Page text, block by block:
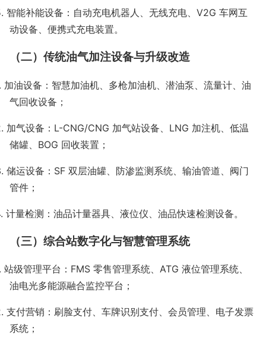
智能补能设备：自动充电机器人、无线充电、 V2G 车网互
动设备、便携式充电装置。
（二）传统油气加注设备与升级改造
加油设备：智慧加油机、多枪加油机、潜油泵、流量计、油
气回收设备；
加气设备： L-CNG/CNG 加气站设备、 LNG 加注机、低温
储罐、 BOG 回收装置；
储运设备： SF 双层油罐、防渗监测系统、输油管道、阀门
管件；
计量检测：油品计量器具、液位仪、油品快速检测设备。
（三）综合站数字化与智慧管理系统
站级管理平台： FMS 零售管理系统、 ATG 液位管理系统、
油电光多能源融合监控平台；
支付营销：刷脸支付、车牌识别支付、会员管理、电子发票
系统；